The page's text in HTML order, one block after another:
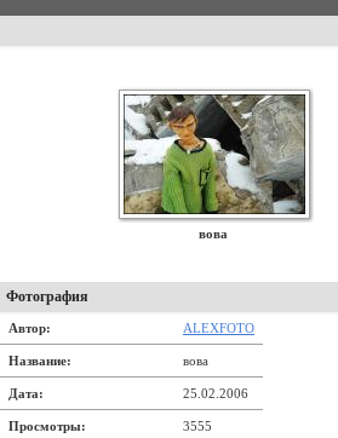
вова
Фотография
Автор: ALEXFOTO
Название: вова
Дата: 25.02.2006
Просмотры: 3555